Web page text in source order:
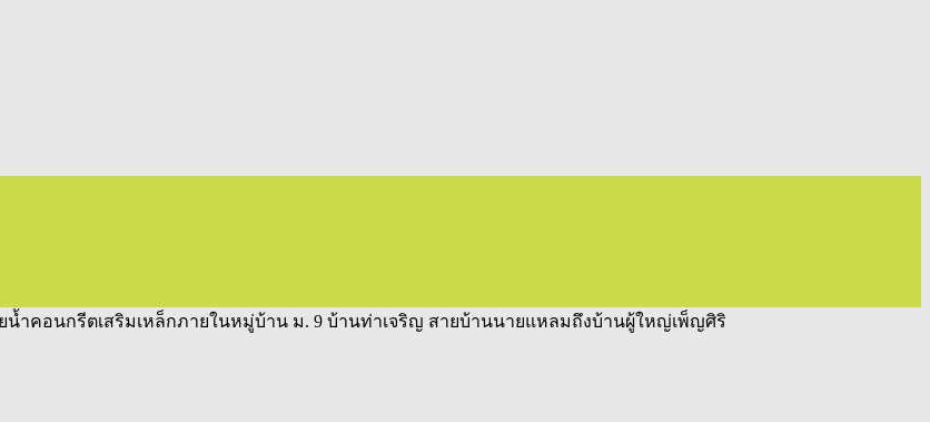
น้ำคอนกรีตเสริมเหล็กภายในหมู่บ้าน ม. 9 บ้านท่าเจริญ สายบ้านนายแหลมถึงบ้านผู้ใหญ่เพ็ญศิริ